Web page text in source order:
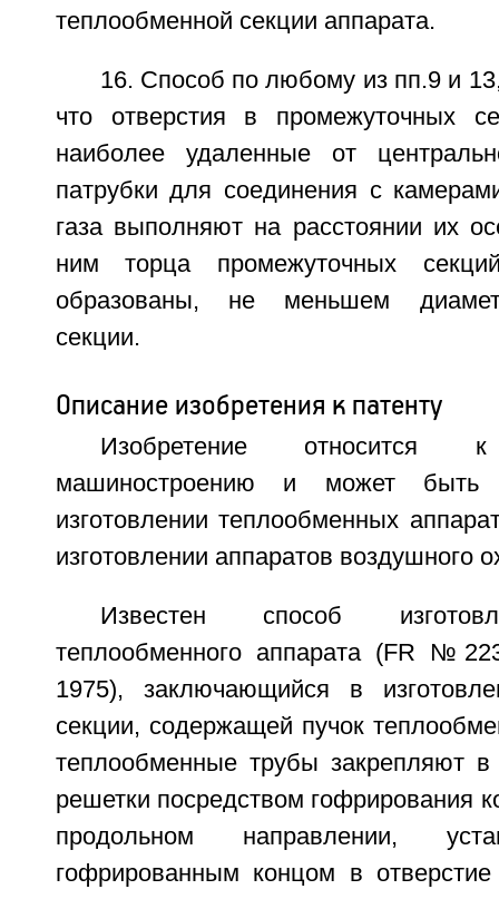
теплообменной секции аппарата.
16. Способ по любому из пп.9 и
что отверстия в промежуточных
наиболее удаленные от
патрубки для соединения с
газа выполняют на расстоянии их
ним торца промежуточных
образованы, не меньшем
секции.
Описание изобретения к патенту
Изобретение относится к
машиностроению и может быть
изготовлении теплообменных
изготовлении аппаратов воздушного
Известен способ
теплообменного аппарата (FR
1975), заключающийся в
секции, содержащей пучок
теплообменные трубы закрепляют в
решетки посредством гофрирования
продольном направлении,
гофрированным концом в